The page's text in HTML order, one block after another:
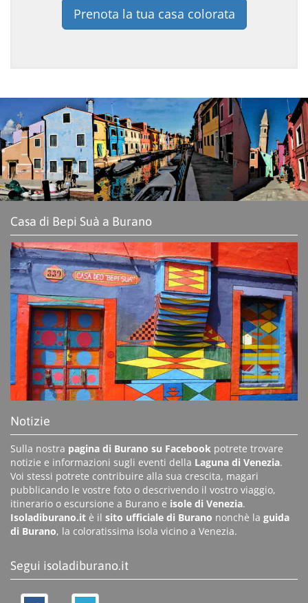
Prenota la tua casa colorata
Casa di Bepi Suà a Burano
Notizie
Sulla nostra pagina di Burano su Facebook potrete trovare
notizie e informazioni sugli eventi della Laguna di Venezia.
Voi stessi potrete contribuire alla sua crescita, magari
pubblicando le vostre foto o descrivendo il vostro viaggio,
itinerario o escursione a Burano e isole di Venezia.
Isoladiburano.it è il sito ufficiale di Burano nonchè la guida
di Burano, la coloratissima isola vicino a Venezia.
Segui isoladiburano.it